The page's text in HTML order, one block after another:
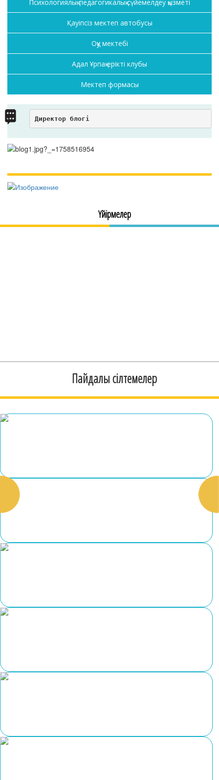
Психологиялық-педагогикалық сүйемелдеу қызметі
Қауіпсіз мектеп автобусы
Оқу мектебі
Адал Ұрпақ ерікті клубы
Мектеп формасы
Директор блогі
Үйірмелер
Пайдалы сілтемелер